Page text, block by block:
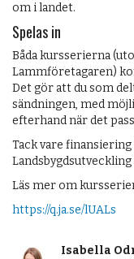
om i landet.
Spelas in
Båda kursserierna
Lammföretagaren)
Det gör att du som
sändningen, med
efterhand när det
Tack vare
Läs mer om
https://q.ja.se/lUALs
Isabella